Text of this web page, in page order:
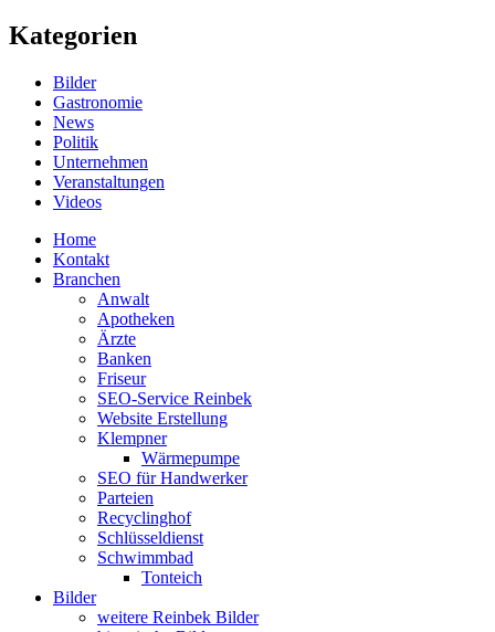
Kategorien
Bilder
Gastronomie
News
Politik
Unternehmen
Veranstaltungen
Videos
Home
Kontakt
Branchen
Anwalt
Apotheken
Ärzte
Banken
Friseur
SEO-Service Reinbek
Website Erstellung
Klempner
Wärmepumpe
SEO für Handwerker
Parteien
Recyclinghof
Schlüsseldienst
Schwimmbad
Tonteich
Bilder
weitere Reinbek Bilder